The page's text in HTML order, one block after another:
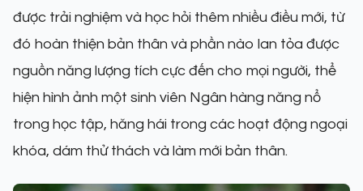
được trải nghiệm và học hỏi thêm nhiều điều mới, từ
đó hoàn thiện bản thân và phần nào lan tỏa được
nguồn năng lượng tích cực đến cho mọi người, thể
hiện hình ảnh một sinh viên Ngân hàng năng nổ
trong học tập, hăng hái trong các hoạt động ngoại
khóa, dám thử thách và làm mới bản thân.